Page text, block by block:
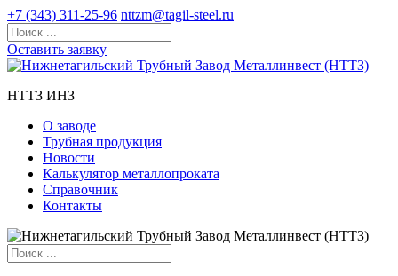
+7 (343) 311-25-96 nttzm@tagil-steel.ru
Оставить заявку
НТТЗ ИНЗ
О заводе
Трубная продукция
Новости
Калькулятор металлопроката
Справочник
Контакты